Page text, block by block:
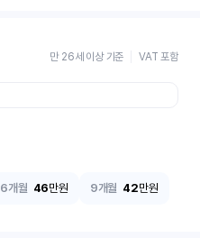
만 26세 이상 기준 VAT 포함
6개월 46만원 9개월 42만원